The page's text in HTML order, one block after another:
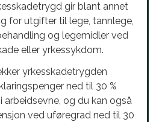
gir blant annet
for utgifter til lege, tannlege,
og legemidler ved
eller yrkessykdom.
yrkesskadetrygden
ned til 30 %
arbeidsevne, og du kan også
ved uføregrad ned til 30